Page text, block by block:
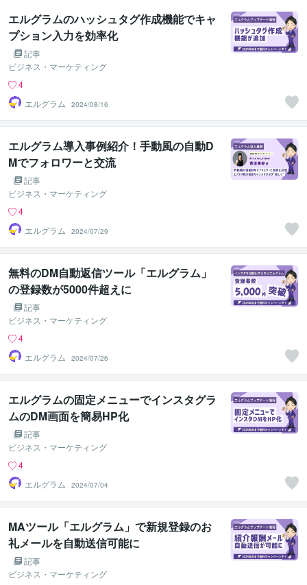
エルグラムのハッシュタグ作成機能でキャ
プション入力を効率化
記事
ビジネス・マーケティング
4
エルグラム
2024/08/16
エルグラム導入事例紹介！手動風の自動D
Mでフォロワーと交流
記事
ビジネス・マーケティング
4
エルグラム
2024/07/29
無料のDM自動返信ツール「エルグラム」
の登録数が5000件超えに
記事
ビジネス・マーケティング
4
エルグラム
2024/07/26
エルグラムの固定メニューでインスタグラ
ムのDM画面を簡易HP化
記事
ビジネス・マーケティング
4
エルグラム
2024/07/04
MAツール「エルグラム」で新規登録のお
礼メールを自動送信可能に
記事
ビジネス・マーケティング